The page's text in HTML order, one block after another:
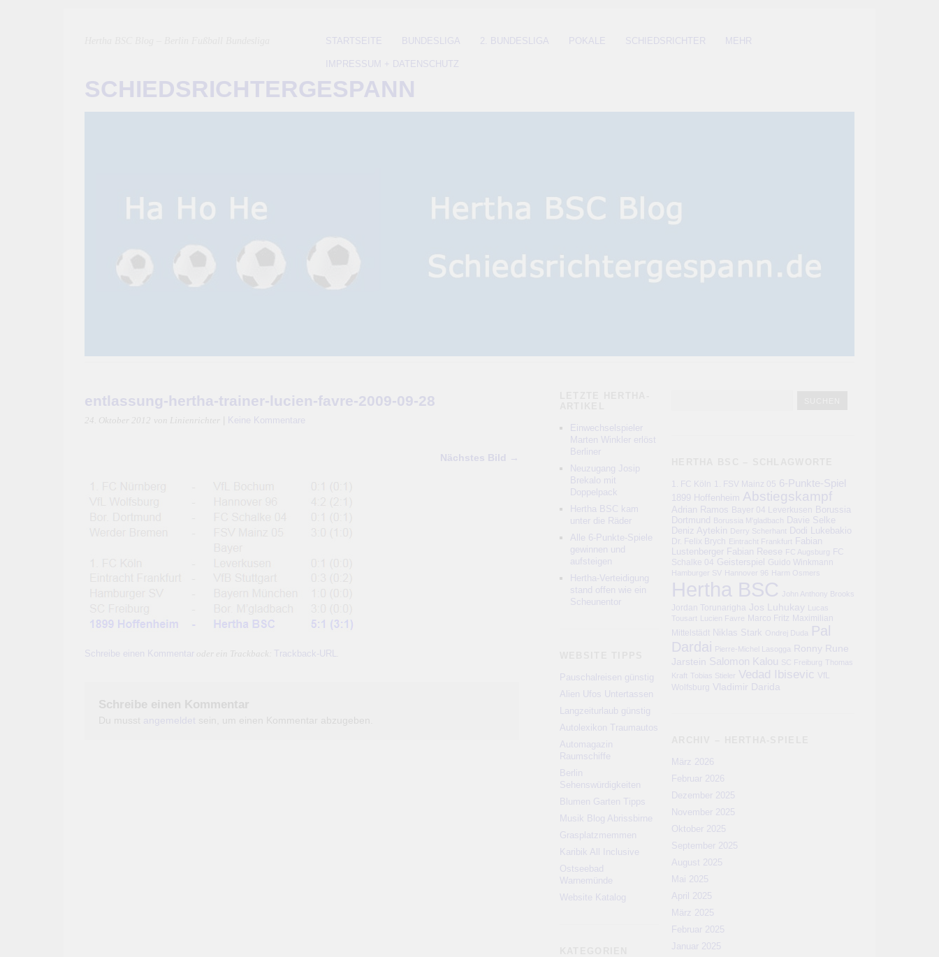
STARTSEITE BUNDESLIGA 2. BUNDESLIGA POKALE SCHIEDSRICHTER MEHR
IMPRESSUM + DATENSCHUTZ
SCHIEDSRICHTERGESPANN
entlassung-hertha-trainer-lucien-favre-2009-09-28
24. Oktober 2012 von Linienrichter Keine Kommentare
Nächstes Bild →
Schreibe einen Kommentar oder ein Trackback: Trackback-URL
Einwechselspieler
Marten Winkler erlöst
Berliner
Neuzugang Josip
Brekalo mit
Doppelpack
Hertha BSC kam
unter die Räder
Alle 6-Punkte-Spiele
gewinnen und
aufsteigen
Hertha-Verteidigung
stand offen wie ein
Scheunentor
Pauschalreisen günstig
Alien Ufos Untertassen
Langzeiturlaub günstig
Autolexikon Traumautos
Automagazin
Raumschiffe
Berlin
Sehenswürdigkeiten
Blumen Garten Tipps
Musik Blog Abrissbirne
Grasplatzmemmen
Karibik All Inclusive
Ostseebad
Warnemünde
Website Katalog
1. FC Köln 1. FSV Mainz 05 6-Punkte-Spiel
1899 Hoffenheim Abstiegskampf
Adrian Ramos Bayer 04 Leverkusen
Borussia
Dortmund
Borussia M'gladbach Davie Selke
Deniz Aytekin Derry Scherhant Dodi Lukebakio
Dr. Felix Brych Eintracht Frankfurt
Fabian
Lustenberger Fabian Reese FC Augsburg
FC
Schalke 04
Geisterspiel
Guido Winkmann
Hamburger SV
Hannover 96 Harm Osmers
Hertha BSC
John Anthony Brooks
Jordan Torunarigha
Jos Luhukay
Lucas
Tousart
Lucien Favre Marco Fritz Maximilian
Mittelstädt
Niklas Stark Ondrej Duda Pal
Dardai Pierre-Michel Lasogga Ronny
Rune
Jarstein Salomon Kalou SC Freiburg
Thomas
Kraft
Tobias Stieler Vedad Ibisevic
VfL
Wolfsburg
Vladimir Darida
März 2026
Februar 2026
Dezember 2025
November 2025
Oktober 2025
September 2025
August 2025
Mai 2025
April 2025
März 2025
Februar 2025
Januar 2025